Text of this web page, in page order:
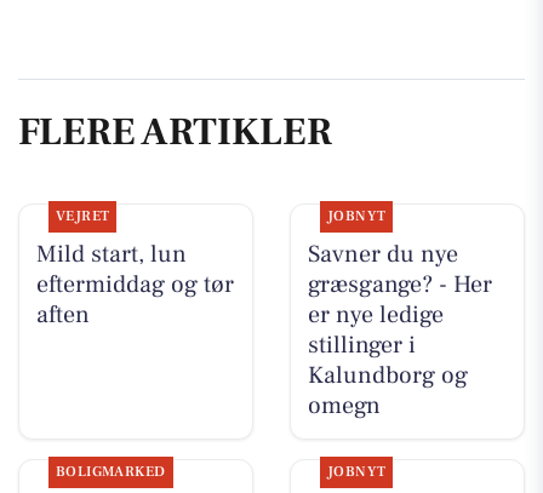
FLERE ARTIKLER
VEJRET
Mild start, lun
eftermiddag og tør
aften
JOBNYT
Savner du nye
græsgange? - Her
er nye ledige
stillinger i
Kalundborg og
omegn
BOLIGMARKED JOBNYT